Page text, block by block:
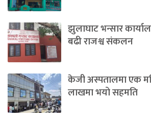
झुलाघाट भन्सार
बढी राजश्व संकलन
केजी अस्पतालमा एक
लाखमा भयो सहमति